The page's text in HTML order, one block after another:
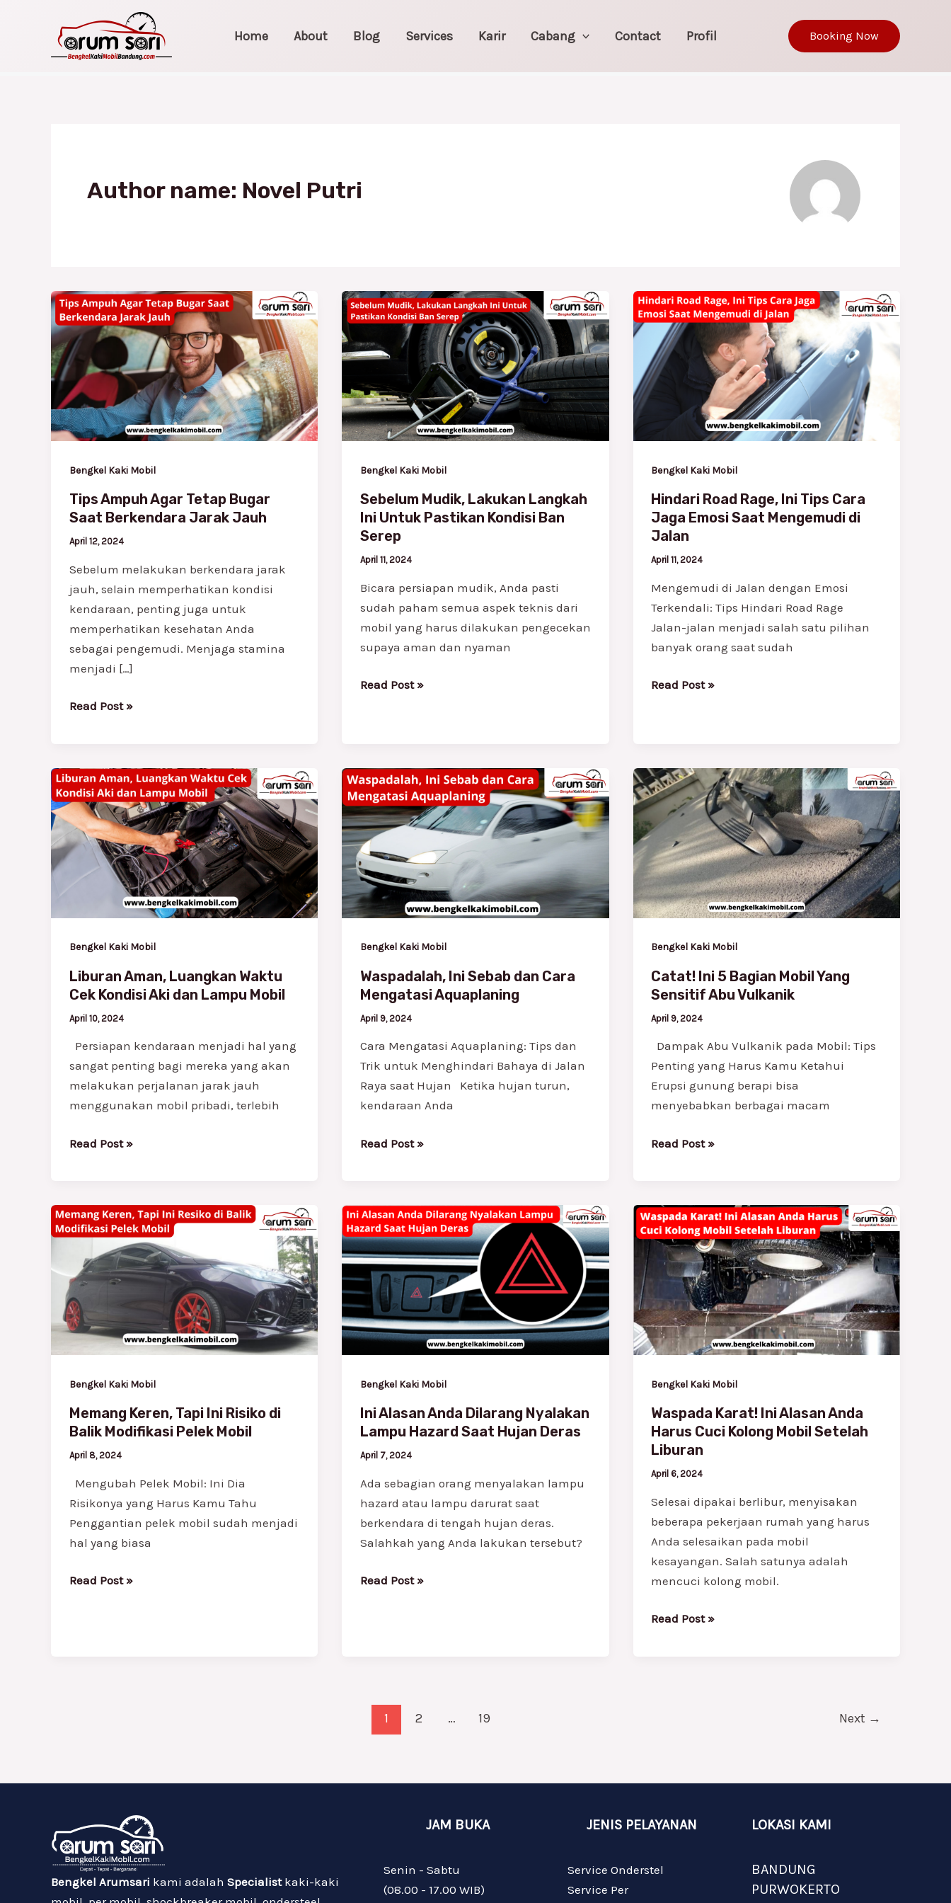
Home About Blog Services Karir Cabang Contact Profil Booking Now
Author name: Novel Putri
Bengkel Kaki Mobil
Tips Ampuh Agar Tetap Bugar
Saat Berkendara Jarak Jauh
April 12, 2024
Sebelum melakukan berkendara jarak
jauh, selain memperhatikan kondisi
kendaraan, penting juga untuk
memperhatikan kesehatan Anda
sebagai pengemudi. Menjaga stamina
menjadi […]
Tips
Ampuh
Agar
Tetap
Bugar
Saat
Berkendara
Jarak
Read Post »
Bengkel Kaki Mobil
Sebelum Mudik, Lakukan Langkah
Ini Untuk Pastikan Kondisi Ban
Serep
April 11, 2024
Bicara persiapan mudik, Anda pasti
sudah paham semua aspek teknis dari
mobil yang harus dilakukan pengecekan
supaya aman dan nyaman
Sebelum
Mudik,
Lakukan
Langkah
Untuk
Pastikan
Kondisi
Serep
Read Post »
Bengkel Kaki Mobil
Hindari Road Rage, Ini Tips Cara
Jaga Emosi Saat Mengemudi di
Jalan
April 11, 2024
Mengemudi di Jalan dengan Emosi
Terkendali: Tips Hindari Road Rage
Jalan-jalan menjadi salah satu pilihan
banyak orang saat sudah
Hindari
Road
Rage,
Ini
Tips
Jaga
Emosi
Mengemudi
di
Jalan
Read Post »
Bengkel Kaki Mobil
Liburan Aman, Luangkan Waktu
Cek Kondisi Aki dan Lampu Mobil
April 10, 2024
Persiapan kendaraan menjadi hal yang
sangat penting bagi mereka yang akan
melakukan perjalanan jarak jauh
menggunakan mobil pribadi, terlebih
Liburan
Aman,
Luangkan
Waktu
Cek
Kondisi
dan
Mobil
Read Post »
Bengkel Kaki Mobil
Waspadalah, Ini Sebab dan Cara
Mengatasi Aquaplaning
April 9, 2024
Cara Mengatasi Aquaplaning: Tips dan
Trik untuk Menghindari Bahaya di Jalan
Raya saat Hujan Ketika hujan turun,
kendaraan Anda
Waspadalah,
Ini
Sebab
dan
Cara
Mengatasi
Aquaplaning
Read Post »
Bengkel Kaki Mobil
Catat! Ini 5 Bagian Mobil Yang
Sensitif Abu Vulkanik
April 9, 2024
Dampak Abu Vulkanik pada Mobil: Tips
Penting yang Harus Kamu Ketahui
Erupsi gunung berapi bisa
menyebabkan berbagai macam
Catat!
Ini
Bagian
Mobil
Yang
Sensitif
Abu
Read Post »
Bengkel Kaki Mobil
Memang Keren, Tapi Ini Risiko di
Balik Modifikasi Pelek Mobil
April 8, 2024
Mengubah Pelek Mobil: Ini Dia
Risikonya yang Harus Kamu Tahu
Penggantian pelek mobil sudah menjadi
hal yang biasa
Memang
Keren,
Ini
Risiko
di
Balik
Modifikasi
Mobil
Read Post »
Bengkel Kaki Mobil
Ini Alasan Anda Dilarang Nyalakan
Lampu Hazard Saat Hujan Deras
April 7, 2024
Ada sebagian orang menyalakan lampu
hazard atau lampu darurat saat
berkendara di tengah hujan deras.
Salahkah yang Anda lakukan tersebut?
Ini
Alasan
Anda
Dilarang
Nyalakan
Lampu
Hazard
Saat
Deras
Read Post »
Bengkel Kaki Mobil
Waspada Karat! Ini Alasan Anda
Harus Cuci Kolong Mobil Setelah
Liburan
April 6, 2024
Selesai dipakai berlibur, menyisakan
beberapa pekerjaan rumah yang harus
Anda selesaikan pada mobil
kesayangan. Salah satunya adalah
mencuci kolong mobil.
Waspada
Karat!
Ini
Alasan
Harus
Cuci
Kolong
Setelah
Liburan
Read Post »
pagination
1 2 … 19 Next →
Bengkel Arumsari kami adalah Specialistkaki-kaki
JAM BUKA
Senin - Sabtu
(08.00 - 17.00 WIB)
JENIS PELAYANAN
Service Onderstel
Service Per
LOKASI KAMI
BANDUNG
PURWOKERTO